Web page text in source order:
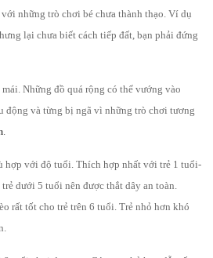
những trò chơi bé chưa thành thạo. Ví dụ
lại chưa biết cách tiếp đất, bạn phải đứng
Những đồ quá rộng có thể vướng vào
động và từng bị ngã vì những trò chơi tương
.
hợp với độ tuổi. Thích hợp nhất với trẻ 1 tuổi-
dưới 5 tuổi nên được thắt dây an toàn.
rất tốt cho trẻ trên 6 tuổi. Trẻ nhỏ hơn khó